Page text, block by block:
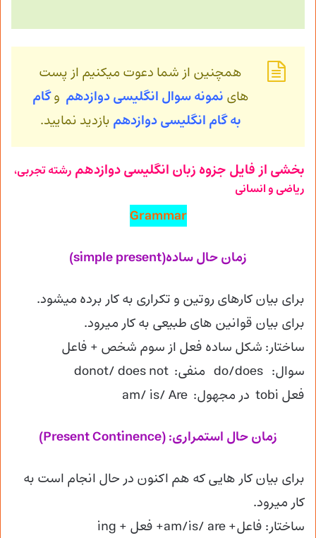
همچنین از شما دعوت میکنیم از پست
های نمونه سوال انگلیسی دوازدهم وگام
به گام انگلیسیدوازدهم بازدید نمایید.
بخشی از فایل جزوه زبان انگلیسی دوازدهم رشته تجربی،
ریاضی و انسانی
Grammar
زمان حال ساده(simple present)
برای بیان کارهای روتین و تکراری به کار برده میشود.
برای بیان قوانین های طبیعی به کار میرود.
ساختار: شکل ساده فعل از سوم شخص + فاعل
سوال: do/does منفی: donot/ does not
فعل tobi در مجهول: am/ is/ Are
زمان حال استمراری: (Present Continence)
برای بیان کار هایی که هم اکنون در حال انجام است به
کار میرود.
ساختار: فاعل+ am/is/ are+ فعل + ing